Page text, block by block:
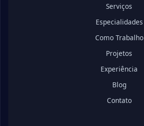
Serviços
Especialidades
Como Trabalho
Projetos
Experiência
Blog
Contato